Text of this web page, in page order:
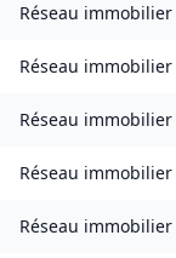
Réseau immobilier
Réseau immobilier
Réseau immobilier
Réseau immobilier
Réseau immobilier